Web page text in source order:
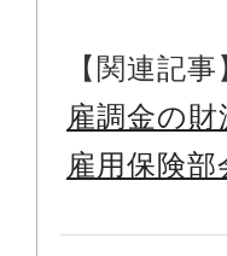
【関連記事
雇調金の
雇用保険